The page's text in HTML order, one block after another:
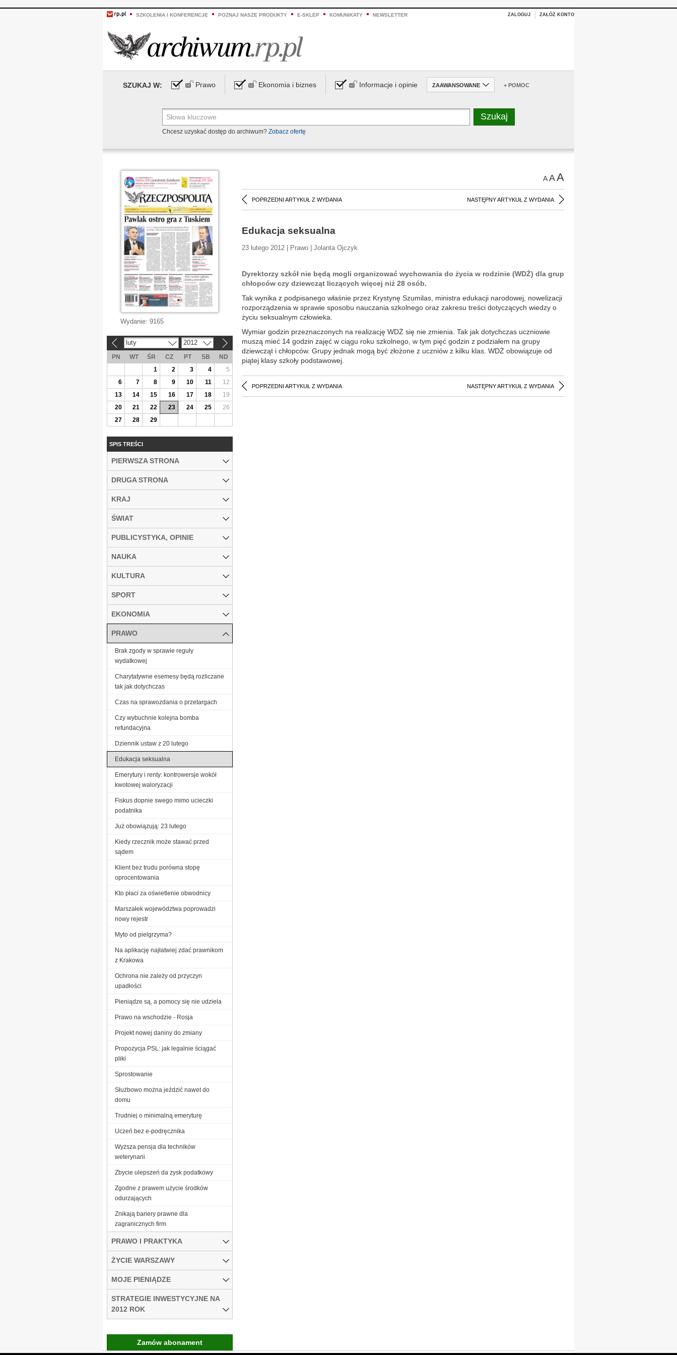
SZKOLENIA I KONFERENCJE POZNAJ NASZE PRODUKTY E-SKLEP KOMUNIKATY NEWSLETTER ZALOGUJ ZAŁÓŻ KONTO
SZUKAJ W: Prawo Ekonomia i biznes Informacje i opinie ZAAWANSOWANE + POMOC
Chcesz uzyskać dostęp do archiwum? Zobacz ofertę
AAA
POPRZEDNI ARTYKUŁ Z WYDANIA NASTĘPNY ARTYKUŁ Z WYDANIA
Edukacja seksualna
23 lutego 2012 | Prawo | Jolanta Ojczyk
Dyrektorzy szkół nie będą mogli organizować wychowania do życia w rodzinie (WDŻ) dla grup
chłopców czy dziewcząt liczących więcej niż 28 osób.
Tak wynika z podpisanego właśnie przez Krystynę Szumilas, ministra edukacji narodowej, nowelizacji
rozporządzenia w sprawie sposobu nauczania szkolnego oraz zakresu treści dotyczących wiedzy o
życiu seksualnym człowieka.
Wymiar godzin przeznaczonych na realizację WDŻ się nie zmienia. Tak jak dotychczas uczniowie
muszą mieć 14 godzin zajęć w ciągu roku szkolnego, w tym pięć godzin z podziałem na grupy
dziewcząt i chłopców. Grupy jednak mogą być złożone z uczniów z kilku klas. WDŻ obowiązuje od
piątej klasy szkoły podstawowej.
POPRZEDNI ARTYKUŁ Z WYDANIA NASTĘPNY ARTYKUŁ Z WYDANIA
Wydanie: 9165
luty 2012
PN WT ŚR CZ PT SB
ND
1
2 3 4
5
6
7 8 9 10 11
12
13
14 15 16 17 18
19
20
21 22 23 24 25
26
27
28 29
SPIS TREŚCI
PIERWSZA STRONA
DRUGA STRONA
KRAJ
ŚWIAT
PUBLICYSTYKA, OPINIE
NAUKA
KULTURA
SPORT
EKONOMIA
PRAWO
Brak zgody w sprawie reguły
wydatkowej
Charytatywne esemesy będą rozliczane
tak jak dotychczas
Czas na sprawozdania o przetargach
Czy wybuchnie kolejna bomba
refundacyjna
Dziennik ustaw z 20 lutego
Edukacja seksualna
Emerytury i renty: kontrowersje wokół
kwotowej waloryzacji
Fiskus dopnie swego mimo ucieczki
podatnika
Już obowiązują: 23 lutego
Kiedy rzecznik może stawać przed
sądem
Klient bez trudu porówna stopę
oprocentowania
Kto płaci za oświetlenie obwodnicy
Marszałek województwa poprowadzi
nowy rejestr
Myto od pielgrzyma?
Na aplikację najłatwiej zdać prawnikom
z Krakowa
Ochrona nie zależy od przyczyn
upadłości
Pieniądze są, a pomocy się nie udziela
Prawo na wschodzie - Rosja
Projekt nowej daniny do zmiany
Propozycja PSL: jak legalnie ściągać
pliki
Sprostowanie
Służbowo można jeździć nawet do
domu
Trudniej o minimalną emeryturę
Uczeń bez e-podręcznika
Wyższa pensja dla techników
weterynarii
Zbycie ulepszeń da zysk podatkowy
Zgodne z prawem użycie środków
odurzających
Znikają bariery prawne dla
zagranicznych firm
PRAWO I PRAKTYKA
ŻYCIE WARSZAWY
MOJE PIENIĄDZE
STRATEGIE INWESTYCYJNE NA
2012 ROK
Zamów abonament